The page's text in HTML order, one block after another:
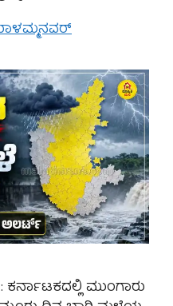
ಕರ್ನಾಟಕದಲ್ಲಿ ಮುಂಗಾರು